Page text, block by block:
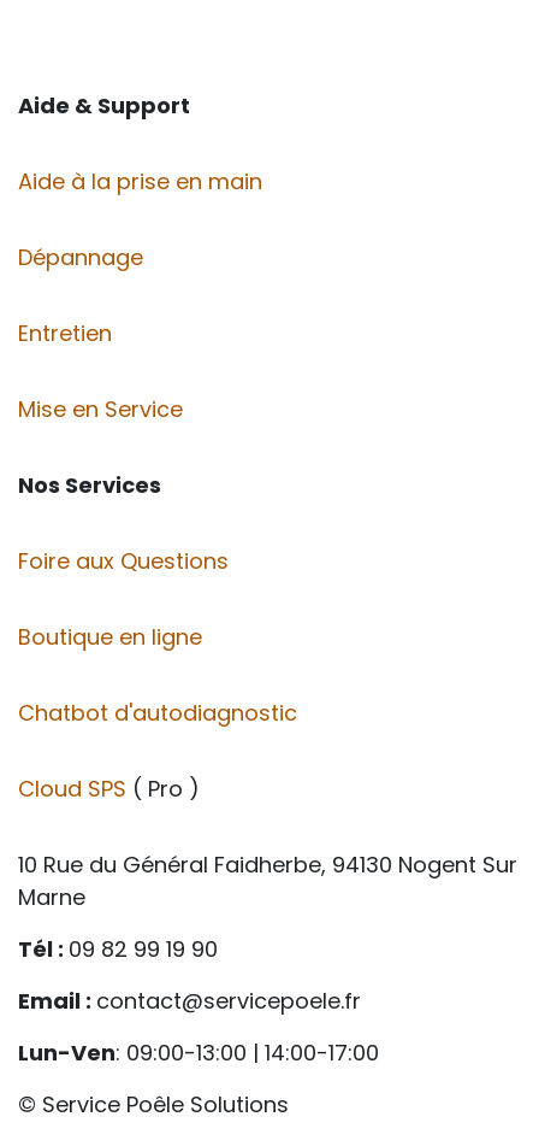
Aide & Support
Aide à la prise en main
Dépannage
Entretien
Mise en Service
Nos Services
Foire aux Questions
Boutique en ligne
Chatbot d'autodiagnostic
Cloud SPS ( Pro )
10 Rue du Général Faidherbe, 94130 Nogent Sur
Marne
Tél : 09 82 99 19 90
Email : contact@servicepoele.fr
Lun-Ven: 09:00-13:00 | 14:00-17:00
© Service Poêle Solutions